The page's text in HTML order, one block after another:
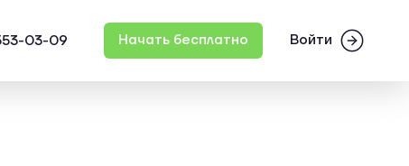
03-09 Начать бесплатно Войти